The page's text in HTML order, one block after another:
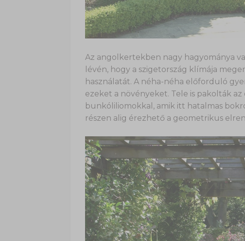
Az angolkertekben nagy hagyománya
lévén, hogy a szigetország klímája
használatát. A néha-néha előforduló
ezeket a növényeket. Tele is pakolták
bunkóliliomokkal, amik itt hatalmas
részen alig érezhető a geometrikus